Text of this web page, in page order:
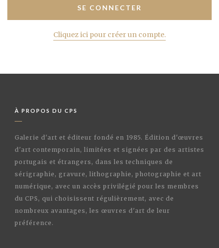
Cliquez ici pour créer un compte.
À PROPOS DU CPS
Galerie d'art et éditeur fondé en 1985. Édition d'œuvres
d'art contemporain, limitées et signées par des artistes
portugais et étrangers, dans les techniques de
sérigraphie, gravure, lithographie, photographie et art
numérique, avec un accès privilégié pour les membres
du CPS, qui choisissent régulièrement, avec de
nombreux avantages, les œuvres d'art de leur
préférence.